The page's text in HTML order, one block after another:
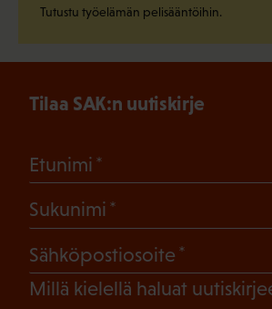
Tutustu työelämän pelisääntöihin.
Tilaa SAK:n uutiskirje
Etunimi
Sukunimi
Sähköpostiosoite
Millä kielellä haluat